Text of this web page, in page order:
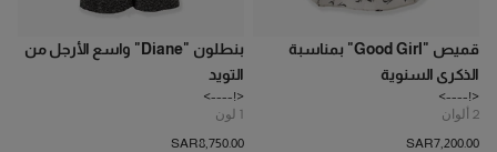
قميص "Good Girl" بمناسبة
الذكرى السنوية
<!---->
2 ألوان
SAR‌7,200.00
بنطلون "Diane" واسع الأرجل من
التويد
<!---->
1 لون
SAR‌8,750.00